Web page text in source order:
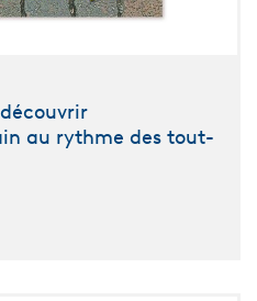
au rythme des tout-